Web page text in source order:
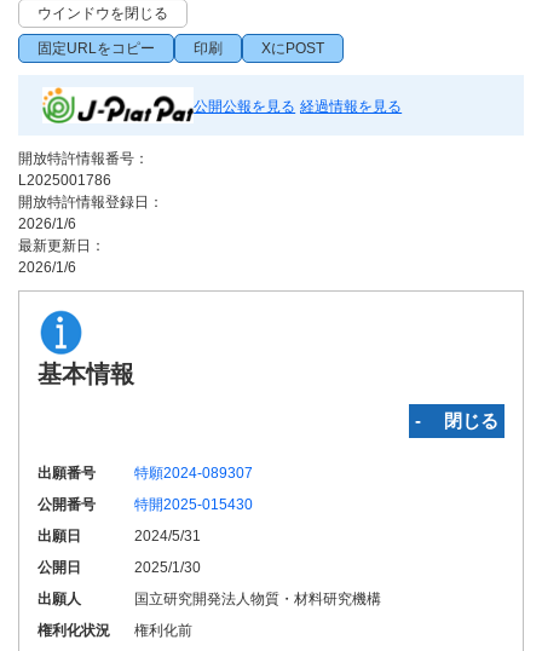
ウインドウを閉じる
固定URLをコピー 印刷 XにPOST
公開公報を見る 経過情報を見る
開放特許情報番号：
L2025001786
開放特許情報登録日：
2026/1/6
最新更新日：
2026/1/6
基本情報
‐ 閉じる
出願番号
特願2024-089307
公開番号
特開2025-015430
出願日
2024/5/31
公開日
2025/1/30
出願人
国立研究開発法人物質・材料研究機構
権利化状況
権利化前